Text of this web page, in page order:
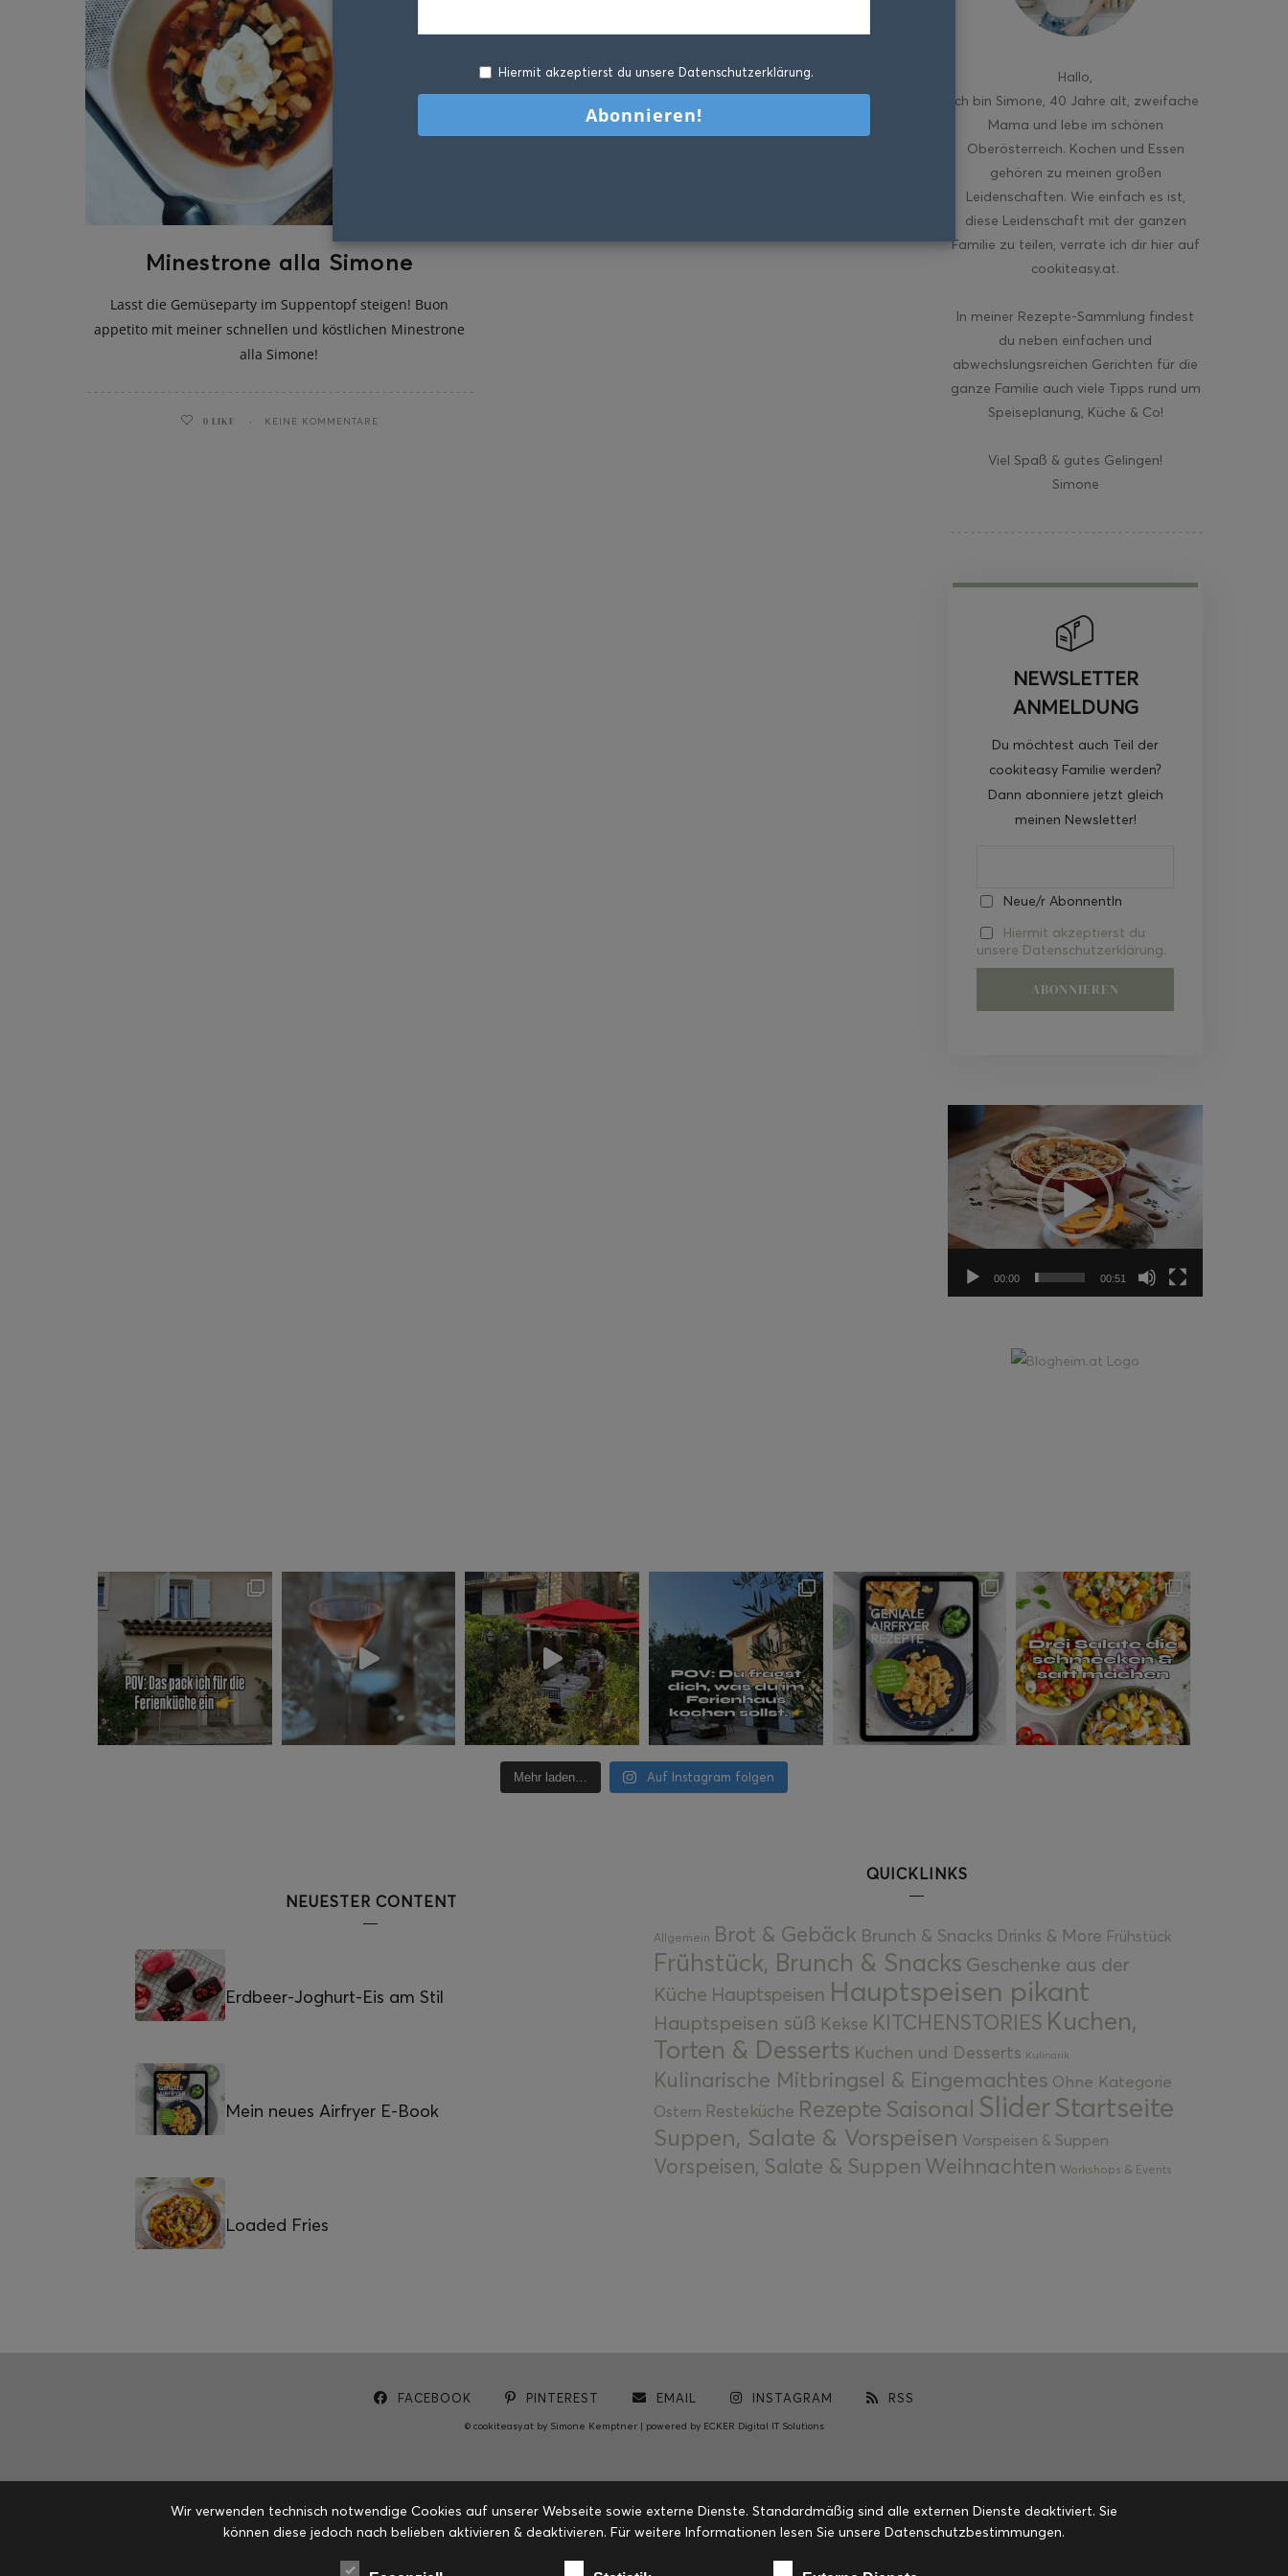
Minestrone alla Simone
Lasst die Gemüseparty im Suppentopf steigen! Buon
appetito mit meiner schnellen und köstlichen Minestrone
alla Simone!
0 LIKE KEINE KOMMENTARE
Hallo
ich bin Simone, 40 Jahre alt, zweifache
Mama und lebe im schönen
Oberösterreich. Kochen und Essen
gehören zu meinen großen
Leidenschaften. Wie einfach es ist,
diese Leidenschaft mit der ganzen
Familie zu teilen, verrate ich dir hier auf
cookiteasy.at.
In meiner Rezepte-Sammlung findest
du neben einfachen und
abwechslungsreichen Gerichten für die
ganze Familie auch viele Tipps rund um
Speiseplanung, Küche & Co!
Viel Spaß & gutes Gelingen!
Simone
NEWSLETTER
ANMELDUNG
Du möchtest auch Teil der
cookiteasy Familie werden?
Dann abonniere jetzt gleich
meinen Newsletter!
Neue/r AbonnentIn
Hiermit akzeptierst du
unsere Datenschutzerklärung.
Video-
Player
00:00 00:51
Mehr laden… Auf Instagram folgen
NEUESTER CONTENT
Erdbeer-Joghurt-Eis am Stil
Mein neues Airfryer E-Book
Loaded Fries
QUICKLINKS
Allgemein Brot & Gebäck Brunch & Snacks Drinks & More Frühstück
Frühstück, Brunch & Snacks Geschenke aus der
Küche Hauptspeisen Hauptspeisen pikant
Hauptspeisen süß Kekse KITCHENSTORIES Kuchen,
Torten & Desserts Kuchen und Desserts Kulinarik
Kulinarische Mitbringsel & Eingemachtes Ohne Kategorie
Ostern Resteküche Rezepte Saisonal SliderStartseite
Suppen, Salate & Vorspeisen Vorspeisen & Suppen
Vorspeisen, Salate & Suppen Weihnachten Workshops & Events
FACEBOOK PINTEREST EMAIL INSTAGRAM RSS
© cookiteasy.at by Simone Kemptner | powered by ECKER Digital IT Solutions
Hiermit akzeptierst du unsere Datenschutzerklärung.
Wir verwenden technisch notwendige Cookies auf unserer Webseite sowie externe Dienste. Standardmäßig sind alle externen Dienste deaktiviert. Sie
können diese jedoch nach belieben aktivieren & deaktivieren. Für weitere Informationen lesen Sie unsere Datenschutzbestimmungen.